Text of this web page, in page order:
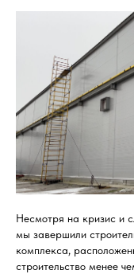
Несмотря на кризис и
мы завершили
комплекса,
строительство менее